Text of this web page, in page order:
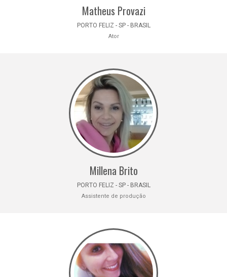
Matheus Provazi
PORTO FELIZ - SP - BRASIL
Ator
Millena Brito
PORTO FELIZ - SP - BRASIL
Assistente de produção